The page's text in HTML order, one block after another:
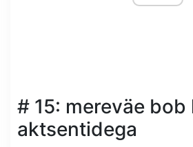
# 15: mereväe
aktsentidega